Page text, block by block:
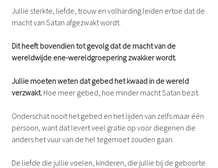
Jullie sterkte, liefde, trouw en volharding leiden ertoe dat de
macht van Satan afgezwakt wordt.
Dit heeft bovendien tot gevolg dat de macht van de
wereldwijde ene-wereldgroepering zwakker wordt.
Jullie moeten weten dat gebed het kwaad in de wereld
verzwakt. Hoe meer gebed, hoe minder macht Satan bezit.
Onderschat nooit het gebed en het lijden van zelfs maar één
persoon, want dat levert veel gratie op voor diegenen die
anders het vuur van de hel tegemoet zouden gaan.
De liefde die jullie voelen, kinderen, die jullie bij de geboorte